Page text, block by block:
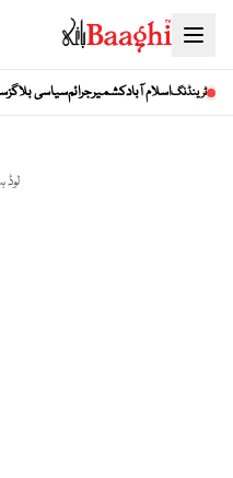
ٹرینڈنگاسلام آبادکشمیرجرائمسیاسی بلاگز
لوڈ